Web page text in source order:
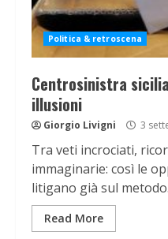
Politica & retroscena
Centrosinistra
illusioni
Giorgio Livigni 3
Tra veti incrociati,
immaginarie: così le
litigano già sul
Read More